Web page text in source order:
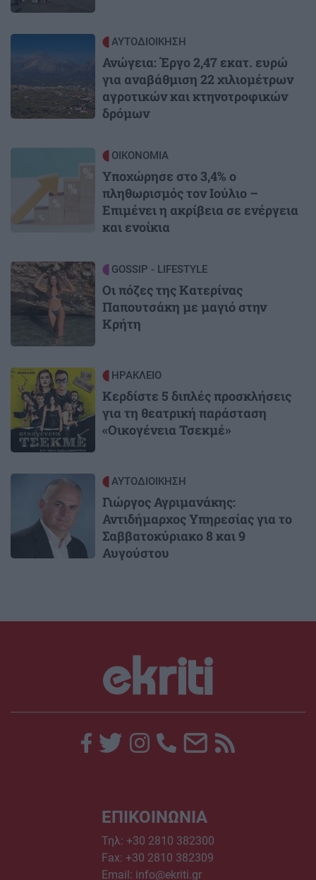
ΑΥΤΟΔΙΟΙΚΗΣΗ
Ανώγεια: Έργο 2,47 εκατ. ευρώ
για αναβάθμιση 22 χιλιομέτρων
αγροτικών και κτηνοτροφικών
δρόμων
ΟΙΚΟΝΟΜΙΑ
Υποχώρησε στο 3,4% ο
πληθωρισμός τον Ιούλιο –
Επιμένει η ακρίβεια σε ενέργεια
και ενοίκια
Image GOSSIP - LIFESTYLE
Οι πόζες της Κατερίνας
Παπουτσάκη με μαγιό στην
Κρήτη
Image ΗΡΑΚΛΕΙΟ
Κερδίστε 5 διπλές προσκλήσεις
για τη θεατρική παράσταση
«Οικογένεια Τσεκμέ»
ΑΥΤΟΔΙΟΙΚΗΣΗ
Γιώργος Αγριμανάκης:
Αντιδήμαρχος Υπηρεσίας για το
Σαββατοκύριακο 8 και 9
Αυγούστου
ΕΠΙΚΟΙΝΩΝΙΑ
Τηλ: +30 2810 382300
Fax: +30 2810 382309
Email: info@ekriti.gr